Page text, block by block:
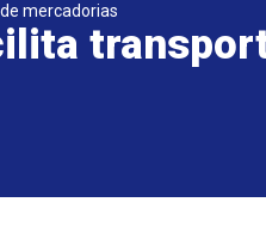
mercadorias